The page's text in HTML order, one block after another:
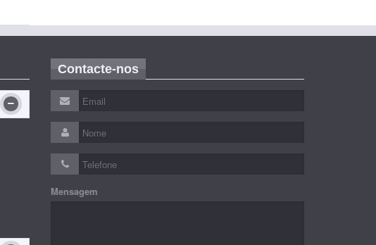
Contacte-nos
Mensagem